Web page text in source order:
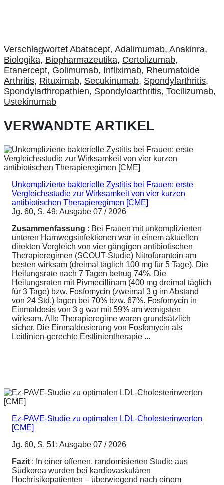
Verschlagwortet Abatacept, Adalimumab, Anakinra,
Biologika, Biopharmazeutika, Certolizumab,
Etanercept, Golimumab, Infliximab, Rheumatoide
Arthritis, Rituximab, Secukinumab, Spondylarthritis,
Spondylarthropathien, Spondyloarthritis, Tocilizumab,
Ustekinumab
VERWANDTE ARTIKEL
Unkomplizierte bakterielle Zystitis bei Frauen: erste
Vergleichsstudie zur Wirksamkeit von vier kurzen
antibiotischen Therapieregimen [CME]
Jg. 60, S. 49; Ausgabe 07 / 2026
Zusammenfassung : Bei Frauen mit unkomplizierten
unteren Harnwegsinfektionen war in einem aktuellen
direkten Vergleich von vier gängigen antibiotischen
Therapieregimen (SCOUT-Studie) Nitrofurantoin am
besten wirksam (dreimal täglich 100 mg für 5 Tage). Die
Heilungsrate nach 7 Tagen betrug 74%. Die
Heilungsraten mit Pivmecillinam (400 mg dreimal täglich
für 3 Tage) bzw. Fosfomycin (zweimal 3 g im Abstand
von 24 Std.) lagen bei 70% bzw. 67%. Fosfomycin in
Einmaldosis von 3 g war mit 59% am wenigsten
wirksam. Alle Therapieregime waren grundsätzlich
sicher. Die Einmaldosierung von Fosfomycin als
Leitlinien-gerechte Erstlinientherapie ...
Ez-PAVE-Studie zu optimalen LDL-Cholesterinwerten
[CME]
Jg. 60, S. 51; Ausgabe 07 / 2026
Fazit : In einer offenen, randomisierten Studie aus
Südkorea wurden bei kardiovaskulären
Hochrisikopatienten – überwiegend nach einem